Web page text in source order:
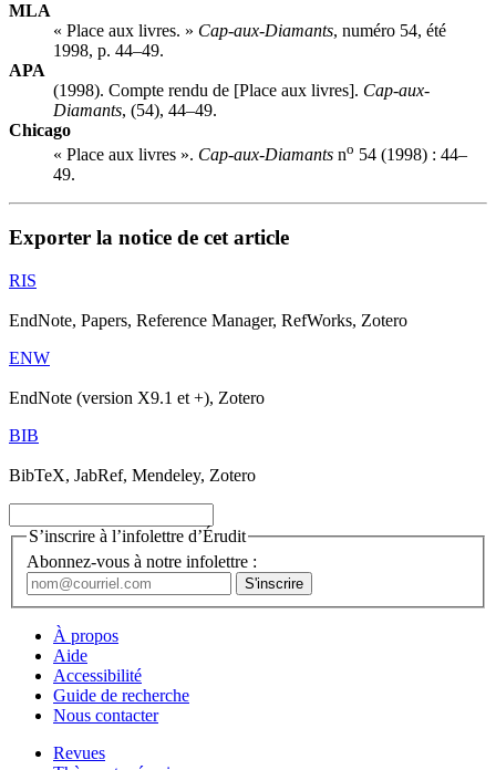
MLA
« Place aux livres. » Cap-aux-Diamants, numéro 54, été
1998, p. 44–49.
APA
(1998). Compte rendu de [Place aux livres]. Cap-aux-
Diamants, (54), 44–49.
Chicago
« Place aux livres ». Cap-aux-Diamants no 54 (1998) : 44–
49.
Exporter la notice de cet article
RIS
EndNote, Papers, Reference Manager, RefWorks, Zotero
ENW
EndNote (version X9.1 et +), Zotero
BIB
BibTeX, JabRef, Mendeley, Zotero
S’inscrire à l’infolettre d’Érudit
Abonnez-vous à notre infolettre :
À propos
Aide
Accessibilité
Guide de recherche
Nous contacter
Revues